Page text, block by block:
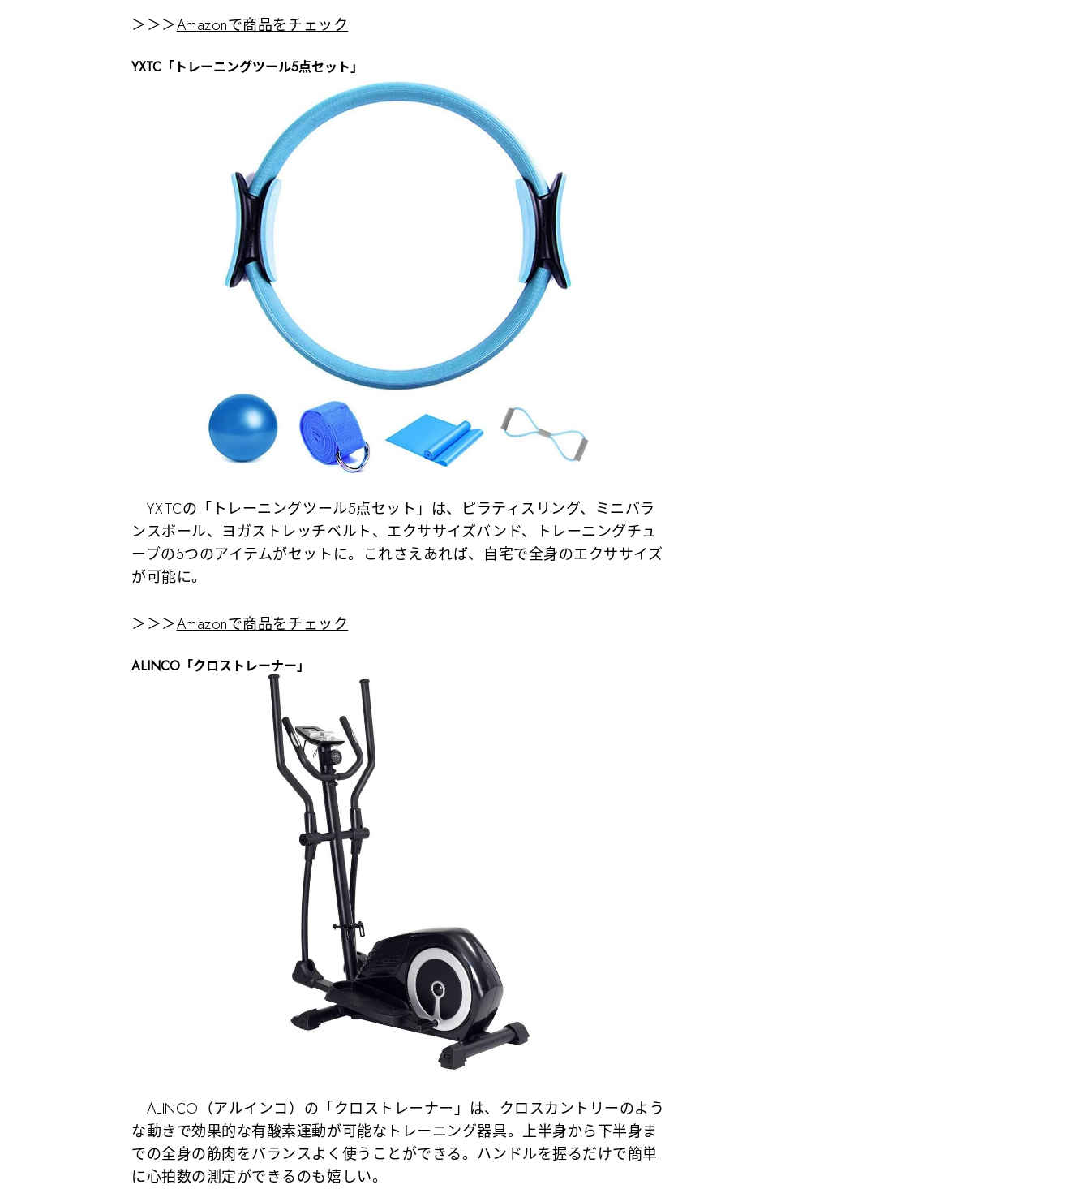
＞＞＞Amazonで商品をチェック
YXTC「トレーニングツール5点セット」
YXTCの「トレーニングツール5点セット」は、ピラティスリング、ミニバラ
ンスボール、ヨガストレッチベルト、エクササイズバンド、トレーニングチュ
ーブの5つのアイテムがセットに。これさえあれば、自宅で全身のエクササイズ
が可能に。
＞＞＞Amazonで商品をチェック
ALINCO「クロストレーナー」
ALINCO（アルインコ）の「クロストレーナー」は、クロスカントリーのよう
な動きで効果的な有酸素運動が可能なトレーニング器具。上半身から下半身ま
での全身の筋肉をバランスよく使うことができる。ハンドルを握るだけで簡単
に心拍数の測定ができるのも嬉しい。